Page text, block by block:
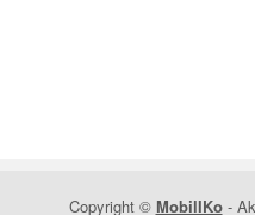
Copyright © MobilIKo-